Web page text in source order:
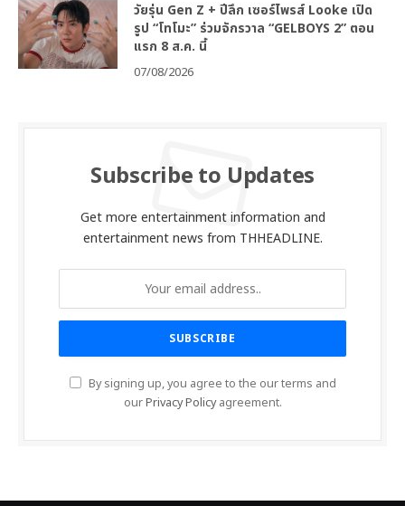
วัยรุ่น Gen Z + ปีลึก เซอร์ไพรส์ Looke เปิด
รูป “โทโมะ” ร่วมจักรวาล “GELBOYS 2” ตอน
แรก 8 ส.ค. นี้
07/08/2026
Subscribe to Updates
Get more entertainment information and
entertainment news from THHEADLINE.
By signing up, you agree to the our terms and
ourPrivacy Policyagreement.